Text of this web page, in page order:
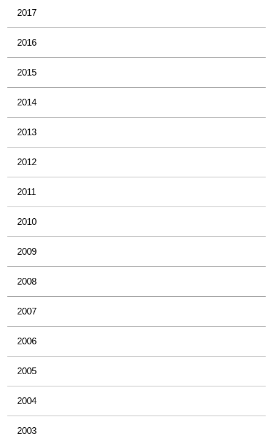
2017
2016
2015
2014
2013
2012
2011
2010
2009
2008
2007
2006
2005
2004
2003